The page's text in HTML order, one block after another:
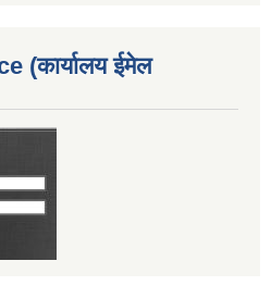
(कार्यालय ईमेल